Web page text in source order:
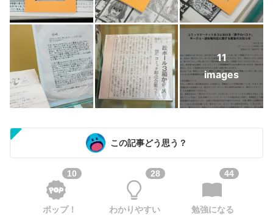
11
images
この記事どう思う？
10
ポップ！
28
わかりやすい
44
勉強になる